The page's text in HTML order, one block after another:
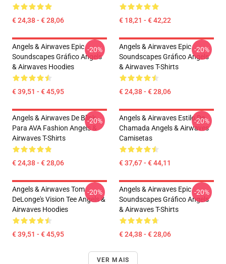
€ 24,38 - € 28,06 € 18,21 - € 42,22
Angels & Airwaves Epic
Soundscapes Gráfico Angels
& Airwaves Hoodies
€ 39,51 - € 45,95
-20%
Angels & Airwaves Epic
Soundscapes Gráfico Angels
& Airwaves T-Shirts
€ 24,38 - € 28,06
-20%
Angels & Airwaves De Blink
Para AVA Fashion Angels &
Airwaves T-Shirts
€ 24,38 - € 28,06
-20%
Angels & Airwaves Estilo De
Chamada Angels & Airwaves
Camisetas
€ 37,67 - € 44,11
-20%
Angels & Airwaves Tom
DeLonge's Vision Tee Angels &
Airwaves Hoodies
€ 39,51 - € 45,95
-20%
Angels & Airwaves Epic
Soundscapes Gráfico Angels
& Airwaves T-Shirts
€ 24,38 - € 28,06
-20%
VER MAIS